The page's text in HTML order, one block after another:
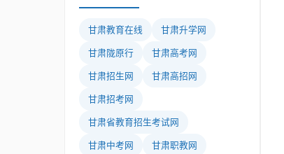
甘肃教育在线 甘肃升学网
甘肃陇原行 甘肃高考网
甘肃招生网 甘肃高招网
甘肃招考网
甘肃省教育招生考试网
甘肃中考网 甘肃职教网